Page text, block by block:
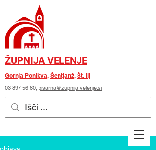
ŽUPNIJA VELENJE
Gornja Ponikva, Šentjanž, Št. Ilj
03 897 56 80, pisarna@zupnija-velenje.si